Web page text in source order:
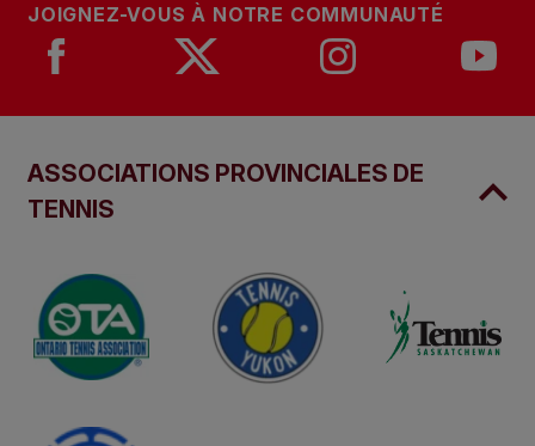
JOIGNEZ-VOUS À NOTRE COMMUNAUTÉ
ASSOCIATIONS PROVINCIALES DE
TENNIS